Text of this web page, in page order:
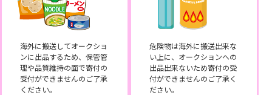
海外に搬送してオークショ
ンに出品するため、保管管
理や品質維持の面で寄付の
受付ができませんのご了承
ください。
危険物は海外に搬送出来な
い上に、オークションへの
出品出来ないため寄付の受
付ができませんのご了承く
ださい。